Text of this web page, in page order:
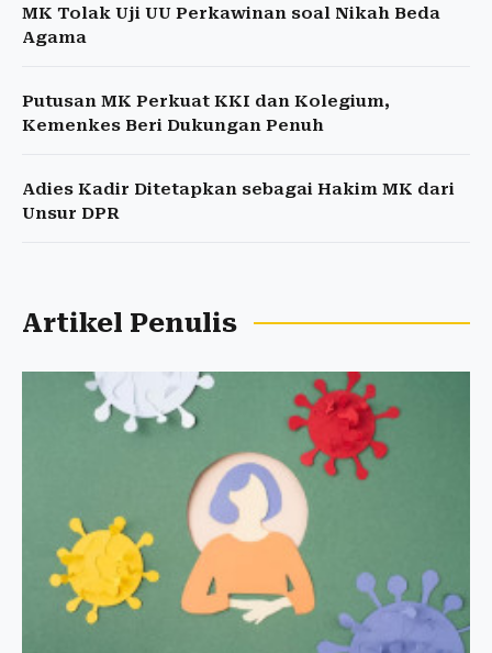
MK Tolak Uji UU Perkawinan soal Nikah Beda
Agama
Putusan MK Perkuat KKI dan Kolegium,
Kemenkes Beri Dukungan Penuh
Adies Kadir Ditetapkan sebagai Hakim MK dari
Unsur DPR
Artikel Penulis